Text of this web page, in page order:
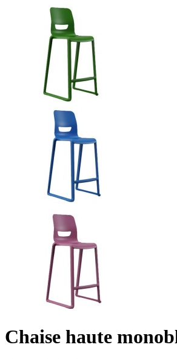
Chaise haute